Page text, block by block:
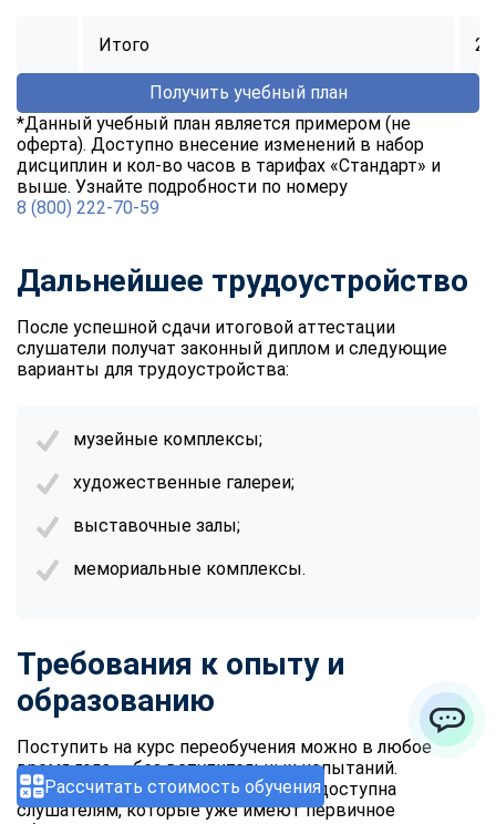
Рассчитать стоимость обучения
Итого
Получить учебный план
*Данный учебный план является примером (не
оферта). Доступно внесение изменений в набор
дисциплин и кол-во часов в тарифах «Стандарт» и
выше. Узнайте подробности по номеру
8 (800) 222-70-59
Дальнейшее трудоустройство
После успешной сдачи итоговой аттестации
слушатели получат законный диплом и следующие
варианты для трудоустройства:
музейные комплексы;
художественные галереи;
выставочные залы;
мемориальные комплексы.
Требования к опыту и
образованию
Поступить на курс переобучения можно в любое
время года — без вступительных испытаний.
Дистанционная переквалификация доступна
слушателям, которые уже имеют первичное
Max
ChatApp